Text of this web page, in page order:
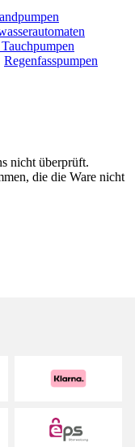
Regenfasspumpen
nicht überprüft.
die die Ware nicht